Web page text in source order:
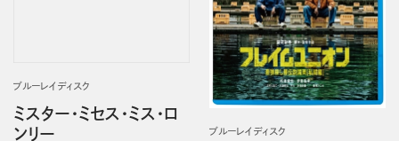
ブルーレイディスク
ミスター・ミセス・ミス・ロ
ンリー
ブルーレイディスク